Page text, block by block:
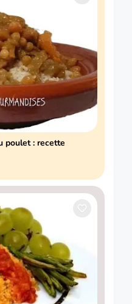
poulet : recette